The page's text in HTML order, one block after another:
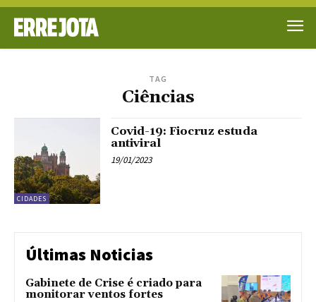
TAG
Ciências
CIDADES
Covid-19: Fiocruz estuda
antiviral
19/01/2023
Últimas Noticias
Gabinete de Crise é criado para
monitorar ventos fortes